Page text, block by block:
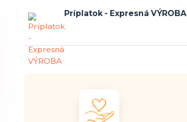
Príplatok - Expresná VÝROBA